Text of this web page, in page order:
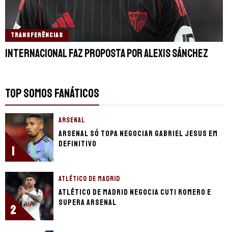
TRANSFERÊNCIAS
Internacional faz proposta por Alexis Sánchez
TOP SOMOS FANÁTICOS
1
ARSENAL
Arsenal só topa negociar Gabriel Jesus em
definitivo
2
ATLÉTICO DE MADRID
Atlético de Madrid negocia Cuti Romero e
supera Arsenal